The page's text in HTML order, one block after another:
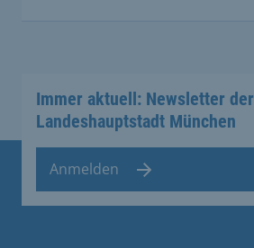
Immer aktuell: Newsletter der
Landeshauptstadt München
Anmelden